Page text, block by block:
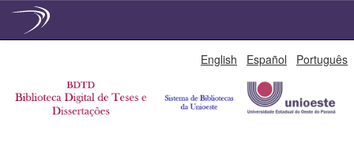
English Español Português